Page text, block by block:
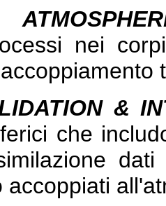
nei
&
che
accoppiati